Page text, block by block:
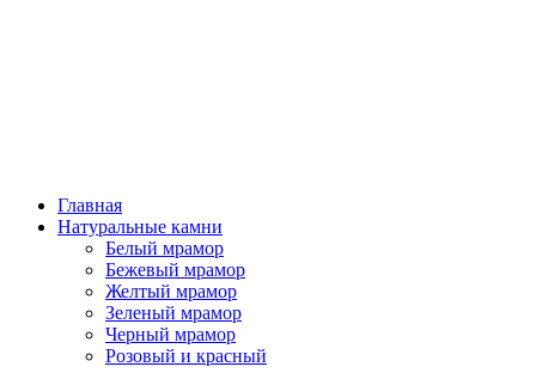
Главная
Натуральные камни
Белый мрамор
Бежевый мрамор
Желтый мрамор
Зеленый мрамор
Черный мрамор
Розовый и красный